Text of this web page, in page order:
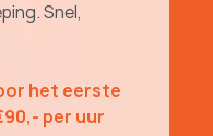
Snel,
het eerste
per uur